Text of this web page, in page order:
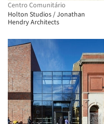
Centro Comunitário
Holton Studios / Jonathan
Hendry Architects